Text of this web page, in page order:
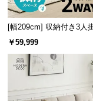
[幅209cm] 収納付き3人
メランジファブリックタ
￥59,999